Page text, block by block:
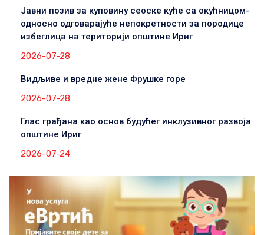
Јавни позив за куповину сеоске куће са окућницом-
односно одговарајуће непокретности за породице
избеглица на територији општине Ириг
2026-07-28
Видљиве и вредне жене Фрушке горе
2026-07-28
Глас грађана као основ будућег инклузивног развоја
општине Ириг
2026-07-24